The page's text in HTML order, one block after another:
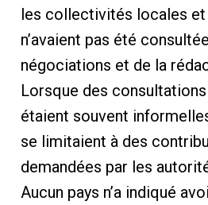
les collectivités locales et
n’avaient pas été
négociations et de la
Lorsque des
étaient souvent
se limitaient à des
demandées par les
Aucun pays n’a indiqué